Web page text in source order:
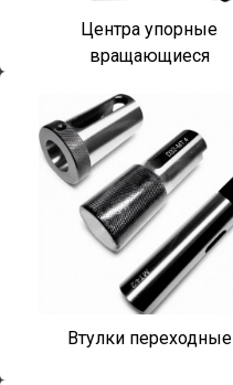
Центра упорные
вращающиеся
Втулки переходные